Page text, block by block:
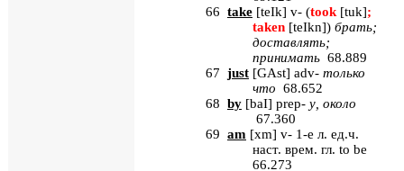
66 take [teIk] v- (took [tuk];
taken [teIkn]) брать;
доставлять;
принимать 68.889
67 just [GAst] adv- только
что 68.652
68 by [baI] prep- у около
67.360
69 am [xm] v- 1-е л. ед.ч.
наст. врем. гл. to be
66.273